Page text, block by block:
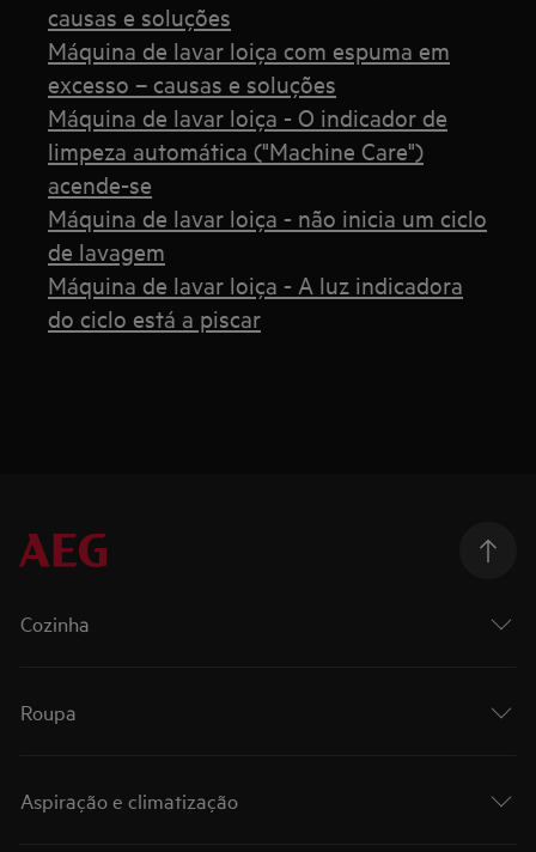
causas e soluções
Máquina de lavar loiça com espuma em
excesso – causas e soluções
Máquina de lavar loiça - O indicador de
limpeza automática ("Machine Care")
acende-se
Máquina de lavar loiça - não inicia um ciclo
de lavagem
Máquina de lavar loiça - A luz indicadora
do ciclo está a piscar
Cozinha
Roupa
Aspiração e climatização